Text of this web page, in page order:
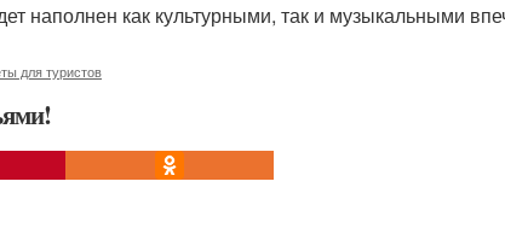
наполнен как культурными, так и музыкальными
для туристов